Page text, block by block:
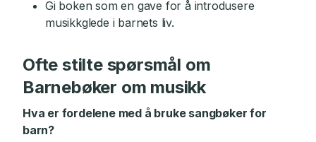
Gi boken som en gave for å introdusere
musikkglede i barnets liv.
Ofte stilte spørsmål om
Barnebøker om musikk
Hva er fordelene med å bruke sangbøker for
barn?